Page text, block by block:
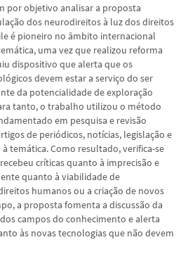
por objetivo analisar a proposta
dos neurodireitos à luz dos direitos
é pioneiro no âmbito internacional
uma vez que realizou reforma
dispositivo que alerta que os
devem estar a serviço do ser
da potencialidade de exploração
tanto, o trabalho utilizou o método
em pesquisa e revisão
de periódicos, notícias, legislação e
temática. Como resultado, verifica-se
críticas quanto à imprecisão e
quanto à viabilidade de
humanos ou a criação de novos
a proposta fomenta a discussão da
campos do conhecimento e alerta
às novas tecnologias que não devem